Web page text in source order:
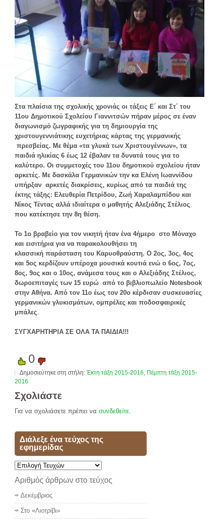
Στα πλαίσια της σχολικής χρονιάς οι τάξεις Ε΄ και Στ΄ του
11ου Δημοτικού Σχολείου Γιαννιτσών πήραν μέρος σε έναν
διαγωνισμό ζωγραφικής για τη δημιουργία της
χριστουγεννιάτικης ευχετήριας κάρτας της γερμανικής
πρεσβείας. Με θέμα «τα γλυκά των Χριστουγέννων», τα
παιδιά ηλικίας 6 έως 12 έβαλαν τα δυνατά τους για το
καλύτερο. Οι συμμετοχές του 11ου δημοτικού σχολείου ήταν
αρκετές. Με δασκάλα Γερμανικών την κα Ελένη Ιωαννίδου
υπήρξαν αρκετές διακρίσεις, κυρίως από τα παιδιά της
έκτης τάξης: Ελευθερία Πετρίδου, Ζωή Χαραλαμπίδου και
Νίκος Τέντας αλλά ιδιαίτερα ο μαθητής Αλεξιάδης Στέλιος
που κατέκτησε την 8η θέση.
Το 1ο βραβείο για τον νικητή ήταν ένα 4ήμερο στο Μόναχο
και εισιτήρια για να παρακολουθήσει τη
κλασσική παράσταση του Καρυοθραύστη. Ο 2ος, 3ος, 4ος
και 5ος κερδίζουν υπέροχα μουσικά κουτιά ενώ ο 6ος, 7ος,
8ος, 9ος και ο 10ος, ανάμεσα τους και ο Αλεξιάδης Στέλιος,
δωροεπιταγές των 15 ευρώ από το βιβλιοπωλείο Notesbook
στην Αθήνα. Από τον 11ο έως τον 20ο κέρδισαν συσκευασίες
γερμανικών γλυκισμάτων, ομπρέλες και ποδοσφαιρικές
μπάλες.
ΣΥΓΧΑΡΗΤΗΡΙΑ ΣΕ ΟΛΑ ΤΑ ΠΑΙΔΙΑ!!!
0
Δημοσιεύτηκε στη στήλη: Έκτη τάξη 2015-2016, Πέμπτη τάξη 2015-
2016
Σχολιάστε
Για να σχολιάσετε πρέπει να συνδεθείτε.
Διάλεξε ένα τεύχος της
εφημερίδας
Αριθμός άρθρων στο τεύχος
Δεκέμβριος
Στο «Λιοτρίβι»